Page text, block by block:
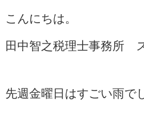
こんにちは。
田中智之税理士事務所
先週金曜日はすごい雨で